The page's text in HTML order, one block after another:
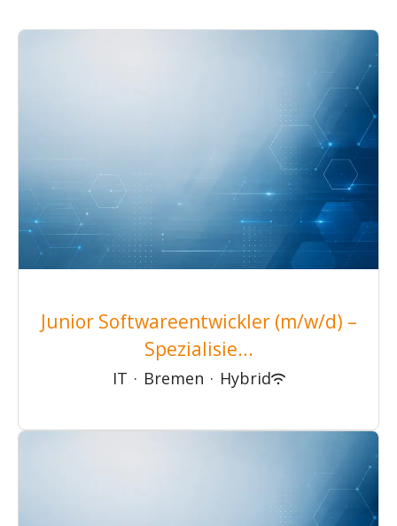
Junior Softwareentwickler (m/w/d) –
Spezialisie...
IT · Bremen · Hybrid